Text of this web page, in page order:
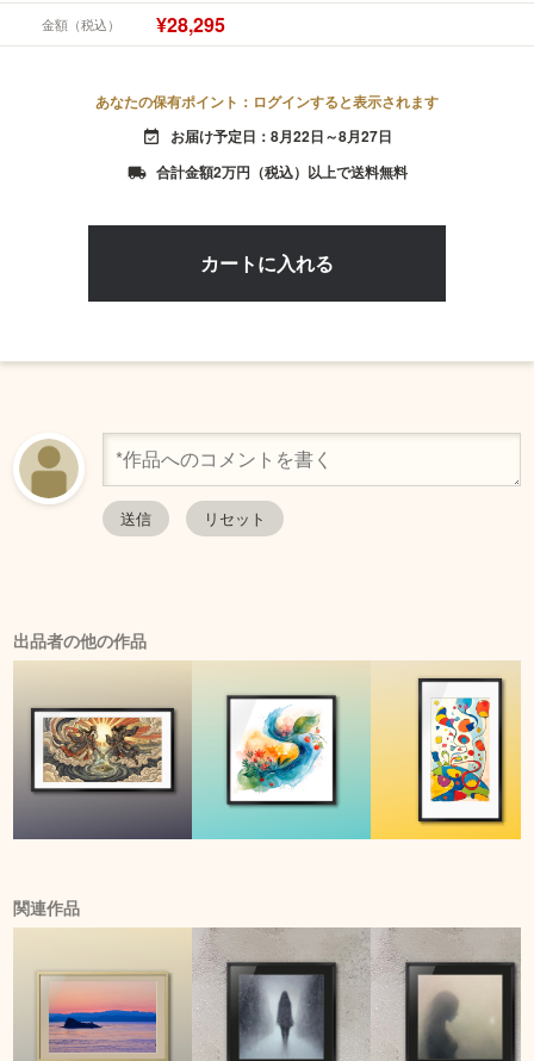
金額（税込） ¥28,295
あなたの保有ポイント：ログインすると表示されます
event_available お届け予定日：8月22日～8月27日
local_shipping 合計金額2万円（税込）以上で送料無料
出品者の他の作品
関連作品